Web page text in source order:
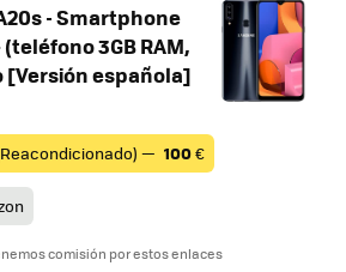
- Smartphone
3GB RAM,
[Versión española]
— 100€
comisión por estos enlaces